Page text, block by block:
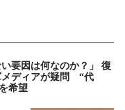
要因は何なのか？」 復
メディアが疑問 “代
希望